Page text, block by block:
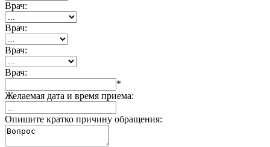
Врач:
Врач:
Врач:
Врач:
*
Желаемая дата и время приема:
Опишите кратко причину обращения: